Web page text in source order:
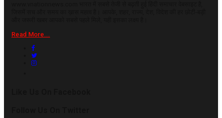
Read More...